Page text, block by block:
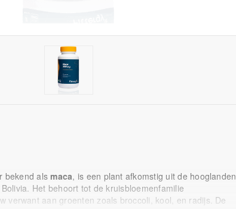
bekend als maca, is een plant afkomstig uit de hooglanden
Het behoort tot de kruisbloemenfamilie
verwant aan groenten zoals broccoli, kool, en radijs. De